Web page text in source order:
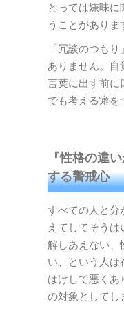
とっては嫌味
うことがありま
「冗談のつも
ありません。自
言葉に出す前に
でも考える癖を
『性格の違
する警戒心
すべての人と分
えてしてそう
解しあえない、
い、という人は
はけして悪くあ
の対象としてし